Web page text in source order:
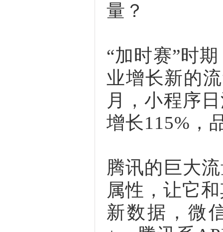
量？
“加时赛”时
业增长新的
月，小程序
增长115%，
腾讯的巨大
属性，让它
新数据，微